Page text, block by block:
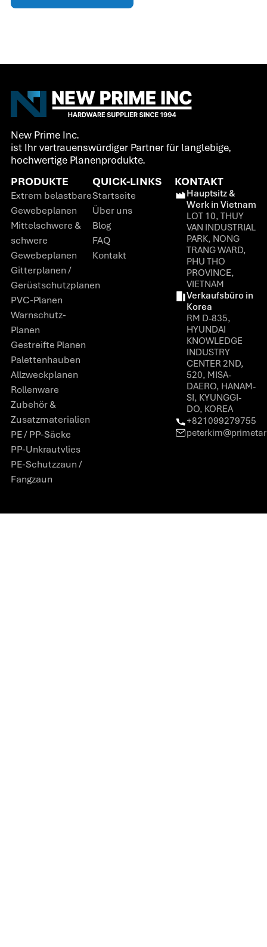
New Prime Inc.
ist Ihr vertrauenswürdiger Partner für langlebige,
hochwertige Planenprodukte.
PRODUKTE
Extrem belastbare
Gewebeplanen
Mittelschwere &
schwere
Gewebeplanen
Gitterplanen /
Gerüstschutzplanen
PVC-Planen
Warnschutz-
Planen
Gestreifte Planen
Palettenhauben
Allzweckplanen
Rollenware
Zubehör &
Zusatzmaterialien
PE / PP-Säcke
PP-Unkrautvlies
PE-Schutzzaun /
Fangzaun
QUICK-LINKS
Startseite
Über uns
Blog
FAQ
Kontakt
KONTAKT
Hauptsitz &
Werk in Vietnam
LOT 10, THUY
VAN INDUSTRIAL
PARK, NONG
TRANG WARD,
PHU THO
PROVINCE,
VIETNAM
Verkaufsbüro in
Korea
RM D-835,
HYUNDAI
KNOWLEDGE
INDUSTRY
CENTER 2ND,
520, MISA-
DAERO, HANAM-
SI, KYUNGGI-
DO, KOREA
+821099279755